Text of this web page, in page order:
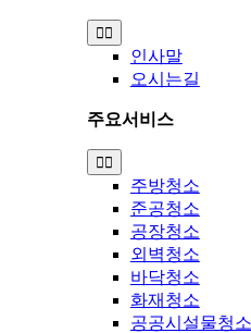
Toggle
Navigation
인사말
오시는길
주요서비스
Toggle
Navigation
주방청소
준공청소
공장청소
외벽청소
바닥청소
화재청소
공공시설물청소